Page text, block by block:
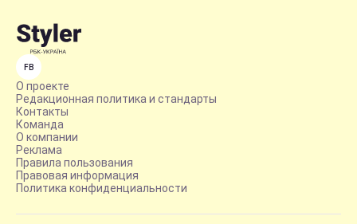
FB
О проекте
Редакционная политика и стандарты
Контакты
Команда
О компании
Реклама
Правила пользования
Правовая информация
Политика конфиденциальности